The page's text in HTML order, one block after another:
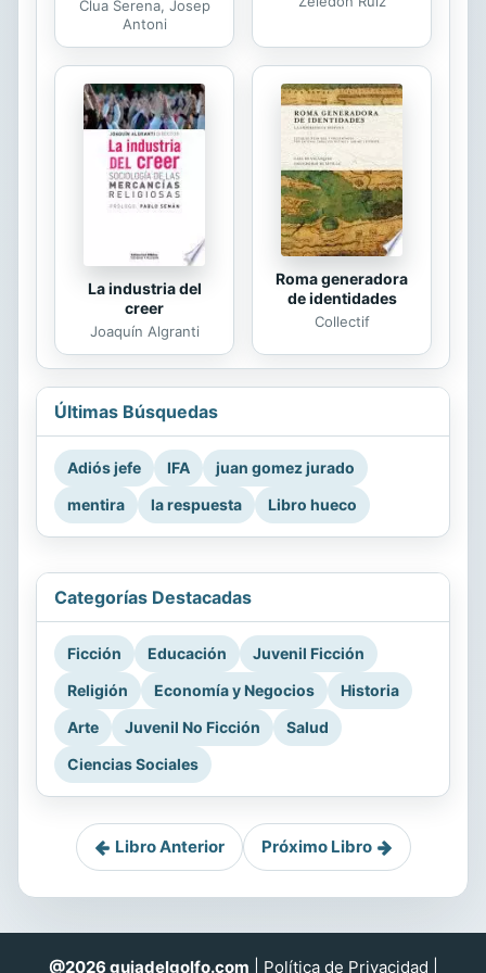
Clua Serena, Josep
Antoni
La industria del
creer
Joaquín Algranti
Roma generadora
de identidades
Collectif
Últimas Búsquedas
Adiós jefe IFA
juan gomez jurado
mentira
la respuesta Libro hueco
Categorías Destacadas
Ficción Educación
Juvenil Ficción
Religión
Economía y Negocios
Historia
Arte
Juvenil No Ficción
Salud
Ciencias Sociales
Libro Anterior Próximo Libro
@2026 guiadelgolfo.com Política de Privacidad